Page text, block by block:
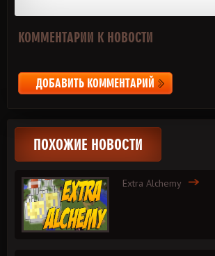
КОММЕНТАРИИ К НОВОСТИ
ДОБАВИТЬ КОММЕНТАРИЙ
ПОХОЖИЕ НОВОСТИ
Extra Alchemy